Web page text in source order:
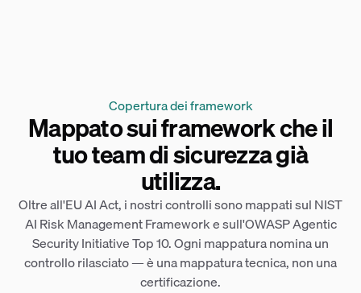
Copertura dei framework
Mappato sui framework che il
tuo team di sicurezza già
utilizza.
Oltre all'EU AI Act, i nostri controlli sono mappati sul NIST
AI Risk Management Framework e sull'OWASP Agentic
Security Initiative Top 10. Ogni mappatura nomina un
controllo rilasciato — è una mappatura tecnica, non una
certificazione.